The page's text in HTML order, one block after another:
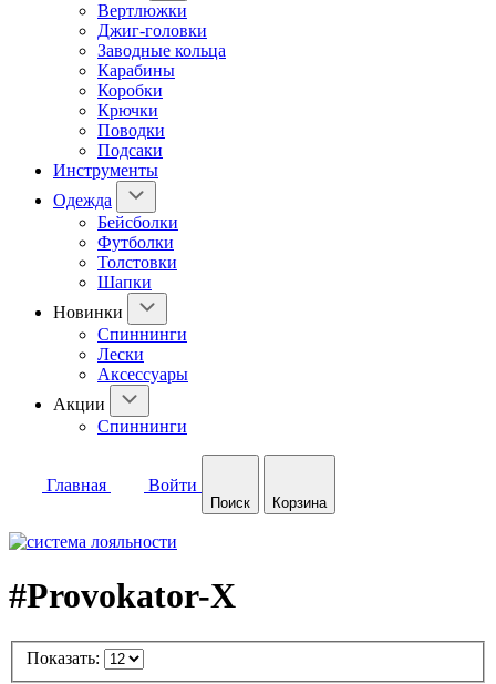
Вертлюжки
Джиг-головки
Заводные кольца
Карабины
Коробки
Крючки
Поводки
Подсаки
Инструменты
Одежда
Бейсболки
Футболки
Толстовки
Шапки
Новинки
Спиннинги
Лески
Аксессуары
Акции
Спиннинги
Главная Войти
Поиск Корзина
#Provokator-X
Показать: